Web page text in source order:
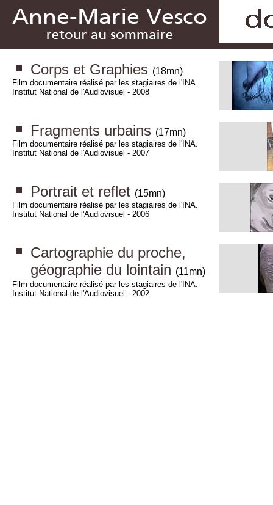
Corps et Graphies (18mn)
Film documentaire réalisé par les stagiaires de l'INA.
Institut National de l'Audiovisuel - 2008
Fragments urbains (17mn)
Film documentaire réalisé par les stagiaires de l'INA.
Institut National de l'Audiovisuel - 2007
Portrait et reflet (15mn)
Film documentaire réalisé par les stagiaires de l'INA.
Institut National de l'Audiovisuel - 2006
Cartographie du proche,
géographie du lointain (11mn)
Film documentaire réalisé par les stagiaires de l'INA.
Institut National de l'Audiovisuel - 2002